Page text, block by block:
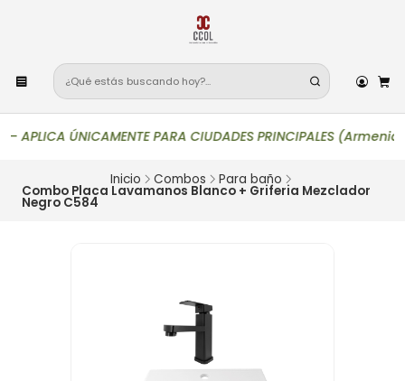
APLICA ÚNICAMENTE PARA CIUDADES PRINCIPALES
Inicio Combos Para baño
Combo Placa Lavamanos Blanco + Griferia Mezclador
Negro C584